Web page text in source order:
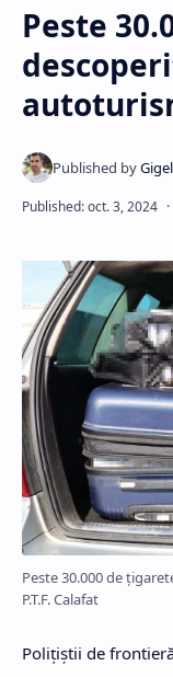
Peste
Peste 30.000 de
P.T.F. Calafat
Poliţiştii de